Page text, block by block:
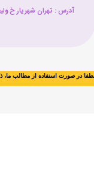
آدرس : تهران شهریار خ ولیعصر​​​​​​​